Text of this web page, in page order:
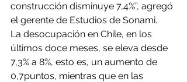
construcción disminuye 7,4%”, agregó
el gerente de Estudios de Sonami.
La desocupación en Chile, en los
últimos doce meses, se eleva desde
7,3% a 8%, esto es, un aumento de
0,7puntos, mientras que en las